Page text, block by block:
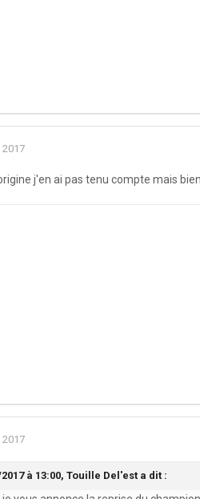
2017
j'en ai pas tenu compte mais
2017
à 13:00, Touille Del'est a dit :